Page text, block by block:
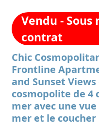
Vendu - Sous
contrat
Chic
Frontline
and Sunset
cosmopolite de 4
mer avec une
mer et le coucher